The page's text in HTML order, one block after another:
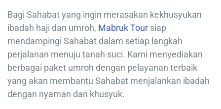
Bagi Sahabat yang ingin merasakan kekhusyukan
ibadah haji dan umroh, Mabruk Tour siap
mendampingi Sahabat dalam setiap langkah
perjalanan menuju tanah suci. Kami menyediakan
berbagai paket umroh dengan pelayanan terbaik
yang akan membantu Sahabat menjalankan ibadah
dengan nyaman dan khusyuk.